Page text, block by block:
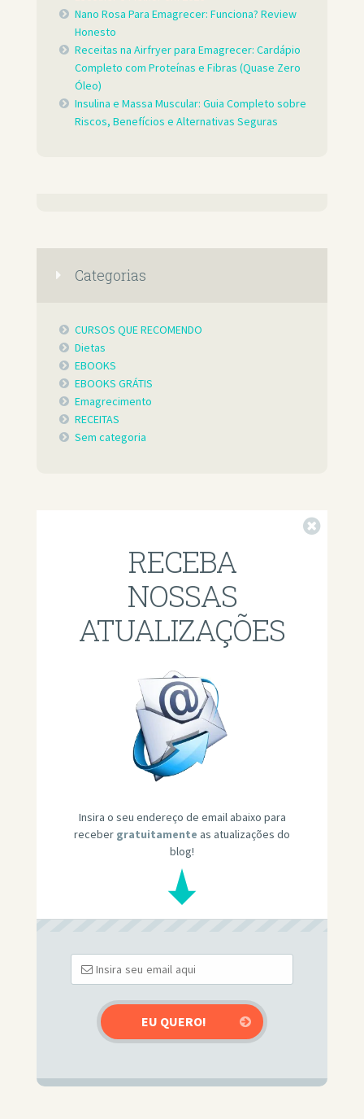
Nano Rosa Para Emagrecer: Funciona? Review
Honesto
Receitas na Airfryer para Emagrecer: Cardápio
Completo com Proteínas e Fibras (Quase Zero
Óleo)
Insulina e Massa Muscular: Guia Completo sobre
Riscos, Benefícios e Alternativas Seguras
Categorias
CURSOS QUE RECOMENDO
Dietas
EBOOKS
EBOOKS GRÁTIS
Emagrecimento
RECEITAS
Sem categoria
RECEBA
NOSSAS
ATUALIZAÇÕES
Insira o seu endereço de email abaixo para
receber gratuitamente as atualizações do
blog!